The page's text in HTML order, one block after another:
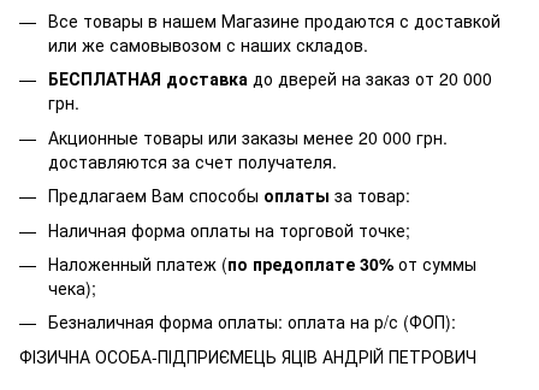
Все товары в нашем Магазине продаются с доставкой
или же самовывозом с наших складов.
БЕСПЛАТНАЯ доставка до дверей на заказ от 20 000
грн.
Акционные товары или заказы менее 20 000 грн.
доставляются за счет получателя.
Предлагаем Вам способы оплаты за товар:
Наличная форма оплаты на торговой точке;
Наложенный платеж (по предоплате 30% от суммы
чека);
Безналичная форма оплаты: оплата на р/с (ФОП):
ФІЗИЧНА ОСОБА-ПІДПРИЄМЕЦЬ ЯЦІВ АНДРІЙ ПЕТРОВИЧ